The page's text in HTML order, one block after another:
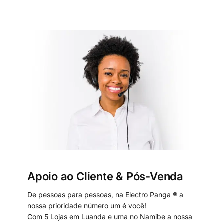
Apoio ao Cliente & Pós-Venda
De pessoas para pessoas, na Electro Panga ® a
nossa prioridade número um é você!
Com 5 Lojas em Luanda e uma no Namibe a nossa